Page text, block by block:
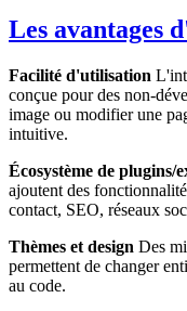
Les avantages
Facilité d'utilisation
conçue pour des non-
image ou modifier une
intuitive.
Écosystème de plugins/
ajoutent des
contact, SEO, réseaux
Thèmes et design Des
permettent de changer
au code.